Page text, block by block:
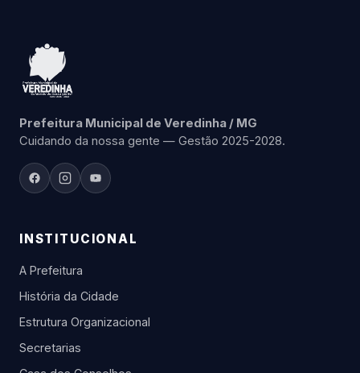
Prefeitura Municipal de Veredinha / MG
Cuidando da nossa gente — Gestão 2025-2028.
INSTITUCIONAL
A Prefeitura
História da Cidade
Estrutura Organizacional
Secretarias